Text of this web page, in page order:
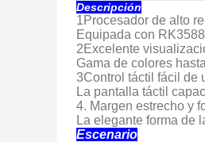
Descripción
1Procesador de alto
Equipada con
2Excelente
Gama de colores
3Control táctil fácil de
La pantalla táctil
4. Margen estrecho y
La elegante forma de
Escenario